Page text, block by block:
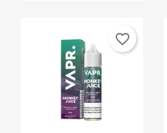
favorite_border